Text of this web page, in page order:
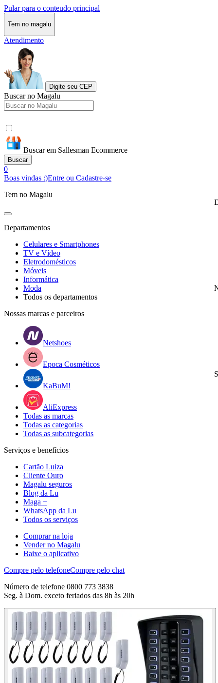
Pular para o conteudo principal
Tem no magalu
Atendimento
Digite seu CEP
Buscar no Magalu
Buscar em Sallesman Ecommerce
Buscar
0
Boas vindas :)Entre ou Cadastre-se
Tem no Magalu
Departamentos
Celulares e Smartphones
TV e Vídeo
Eletrodomésticos
Móveis
Informática
Moda
Todos os departamentos
Nossas marcas e parceiros
Netshoes
Epoca Cosméticos
KaBuM!
AliExpress
Todas as marcas
Todas as categorias
Todas as subcategorias
Serviços e benefícios
Cartão Luiza
Cliente Ouro
Magalu seguros
Blog da Lu
Maga +
WhatsApp da Lu
Todos os serviços
Comprar na loja
Vender no Magalu
Baixe o aplicativo
Compre pelo telefoneCompre pelo chat
Número de telefone 0800 773 3838
Seg. à Dom. exceto feriados das 8h às 20h